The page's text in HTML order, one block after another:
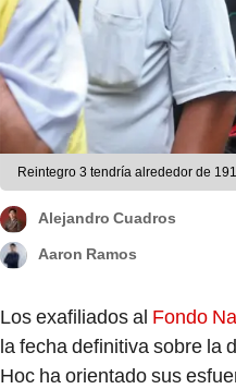
Reintegro 3 tendría alrededor de
Alejandro Cuadros
Aaron Ramos
Los exafiliados al Fondo
la fecha definitiva sobre la
Hoc ha orientado sus